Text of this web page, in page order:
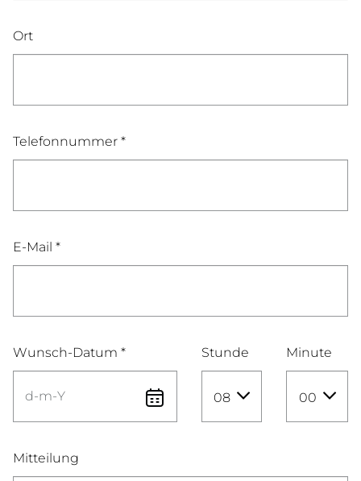
Ort
Telefonnummer *
E-Mail *
Wunsch-Datum * Stunde
08
Minute
00
Mitteilung